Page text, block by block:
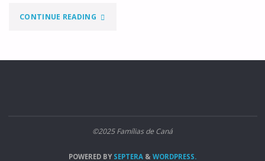
CONTINUE READING"EU
O
DESCIDO
DO
©2025 Famílias de Caná
POWERED BYSEPTERA & WORDPRESS.